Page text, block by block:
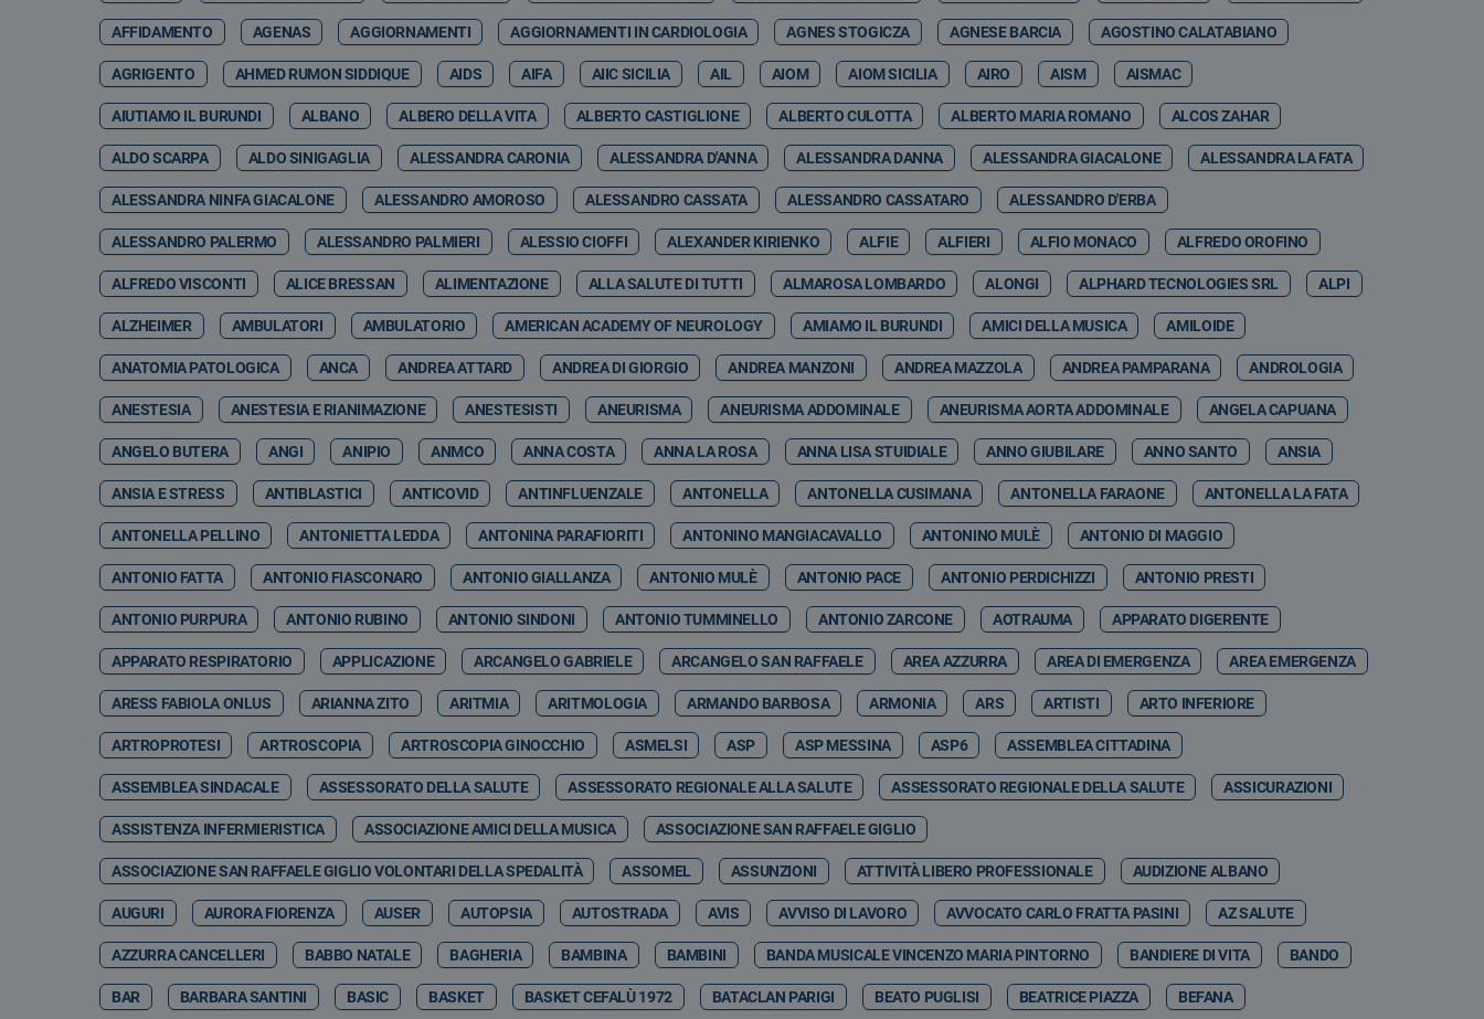
AFFIDAMENTO AGENAS AGGIORNAMENTI AGGIORNAMENTI IN CARDIOLOGIA AGNES STOGICZA AGNESE BARCIA AGOSTINO CALATABIANO
AGRIGENTO AHMED RUMON SIDDIQUE AIDS AIFA AIIC SICILIA AIL AIOM AIOM SICILIA AIRO AISM AISMAC
AIUTIAMO IL BURUNDI ALBANO ALBERO DELLA VITA ALBERTO CASTIGLIONE ALBERTO CULOTTA ALBERTO MARIA ROMANO ALCOS ZAHAR
ALDO SCARPA ALDO SINIGAGLIA ALESSANDRA CARONIA ALESSANDRA D'ANNA ALESSANDRA DANNA ALESSANDRA GIACALONE ALESSANDRA LA FATA
ALESSANDRA NINFA GIACALONE ALESSANDRO AMOROSO ALESSANDRO CASSATA ALESSANDRO CASSATARO ALESSANDRO D'ERBA
ALESSANDRO PALERMO ALESSANDRO PALMIERI ALESSIO CIOFFI ALEXANDER KIRIENKO ALFIE ALFIERI ALFIO MONACO ALFREDO OROFINO
ALFREDO VISCONTI ALICE BRESSAN ALIMENTAZIONE ALLA SALUTE DI TUTTI ALMAROSA LOMBARDO ALONGI ALPHARD TECNOLOGIES SRL ALPI
ALZHEIMER AMBULATORI AMBULATORIO AMERICAN ACADEMY OF NEUROLOGY AMIAMO IL BURUNDI AMICI DELLA MUSICA AMILOIDE
ANATOMIA PATOLOGICA ANCA ANDREA ATTARD ANDREA DI GIORGIO ANDREA MANZONI ANDREA MAZZOLA ANDREA PAMPARANA ANDROLOGIA
ANESTESIA ANESTESIA E RIANIMAZIONE ANESTESISTI ANEURISMA ANEURISMA ADDOMINALE ANEURISMA AORTA ADDOMINALE ANGELA CAPUANA
ANGELO BUTERA ANGI ANIPIO ANMCO ANNA COSTA ANNA LA ROSA ANNA LISA STUIDIALE ANNO GIUBILARE ANNO SANTO ANSIA
ANSIA E STRESS ANTIBLASTICI ANTICOVID ANTINFLUENZALE ANTONELLA ANTONELLA CUSIMANA ANTONELLA FARAONE ANTONELLA LA FATA
ANTONELLA PELLINO ANTONIETTA LEDDA ANTONINA PARAFIORITI ANTONINO MANGIACAVALLO ANTONINO MULÈ ANTONIO DI MAGGIO
ANTONIO FATTA ANTONIO FIASCONARO ANTONIO GIALLANZA ANTONIO MULÈ ANTONIO PACE ANTONIO PERDICHIZZI ANTONIO PRESTI
ANTONIO PURPURA ANTONIO RUBINO ANTONIO SINDONI ANTONIO TUMMINELLO ANTONIO ZARCONE AOTRAUMA APPARATO DIGERENTE
APPARATO RESPIRATORIO APPLICAZIONE ARCANGELO GABRIELE ARCANGELO SAN RAFFAELE AREA AZZURRA AREA DI EMERGENZA AREA EMERGENZA
ARESS FABIOLA ONLUS ARIANNA ZITO ARITMIA ARITMOLOGIA ARMANDO BARBOSA ARMONIA ARS ARTISTI ARTO INFERIORE
ARTROPROTESI ARTROSCOPIA ARTROSCOPIA GINOCCHIO ASMELSI ASP ASP MESSINA ASP6 ASSEMBLEA CITTADINA
ASSEMBLEA SINDACALE ASSESSORATO DELLA SALUTE ASSESSORATO REGIONALE ALLA SALUTE ASSESSORATO REGIONALE DELLA SALUTE ASSICURAZIONI
ASSISTENZA INFERMIERISTICA ASSOCIAZIONE AMICI DELLA MUSICA ASSOCIAZIONE SAN RAFFAELE GIGLIO
ASSOCIAZIONE SAN RAFFAELE GIGLIO VOLONTARI DELLA SPEDALITÀ ASSOMEL ASSUNZIONI ATTIVITÀ LIBERO PROFESSIONALE AUDIZIONE ALBANO
AUGURI AURORA FIORENZA AUSER AUTOPSIA AUTOSTRADA AVIS AVVISO DI LAVORO AVVOCATO CARLO FRATTA PASINI AZ SALUTE
AZZURRA CANCELLERI BABBO NATALE BAGHERIA BAMBINA BAMBINI BANDA MUSICALE VINCENZO MARIA PINTORNO BANDIERE DI VITA BANDO
BAR BARBARA SANTINI BASIC BASKET BASKET CEFALÙ 1972 BATACLAN PARIGI BEATO PUGLISI BEATRICE PIAZZA BEFANA